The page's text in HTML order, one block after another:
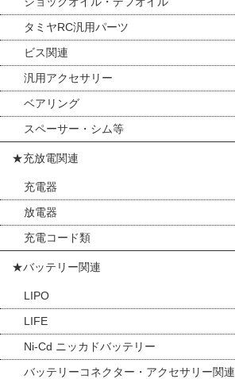
タミヤRC汎用パーツ
ビス関連
汎用アクセサリー
ベアリング
スペーサー・シム等
★充放電関連
充電器
放電器
充電コード類
★バッテリー関連
LIPO
LIFE
Ni-Cd ニッカドバッテリー
バッテリーコネクター・アクセサリー関連